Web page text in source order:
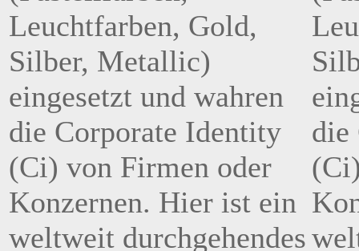
Leuchtfarben, Gold,
Silber, Metallic)
eingesetzt und wahren
die Corporate Identity
(Ci) von Firmen oder
Konzernen. Hier ist ein
weltweit durchgehendes
die